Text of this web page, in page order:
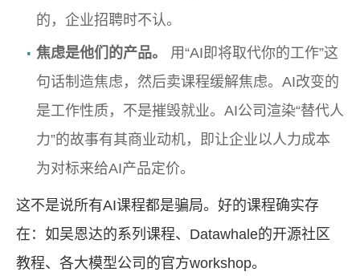
的，企业招聘时不认。
焦虑是他们的产品。
用“AI即将取代你的工作”这
句话制造焦虑，然后卖课程缓解焦虑。AI改变的
是工作性质，不是摧毁就业。AI公司渲染“替代人
力”的故事有其商业动机，即让企业以人力成本
为对标来给AI产品定价。
这不是说所有AI课程都是骗局。好的课程确实存
在：如吴恩达的系列课程、Datawhale的开源社区
教程、各大模型公司的官方workshop。